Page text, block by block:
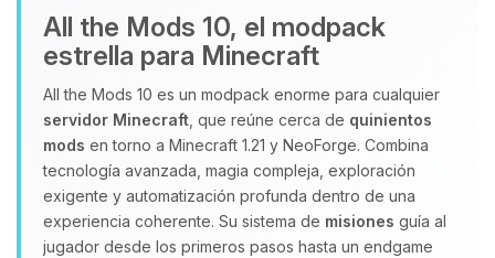
All the Mods 10, el modpack
estrella para Minecraft
All the Mods 10 es un modpack enorme para cualquier
servidor Minecraft , que reúne cerca de quinientos
mods en torno a Minecraft 1.21 y NeoForge. Combina
tecnología avanzada, magia compleja, exploración
exigente y automatización profunda dentro de una
experiencia coherente. Su sistema de misiones guía al
jugador desde los primeros pasos hasta un endgame
hablar! Soy Choupy, tu pequeno
asistente de BoxToPlay. Cuentame
pequenos circuitos para ayudarte.
09/08/2026 11:31